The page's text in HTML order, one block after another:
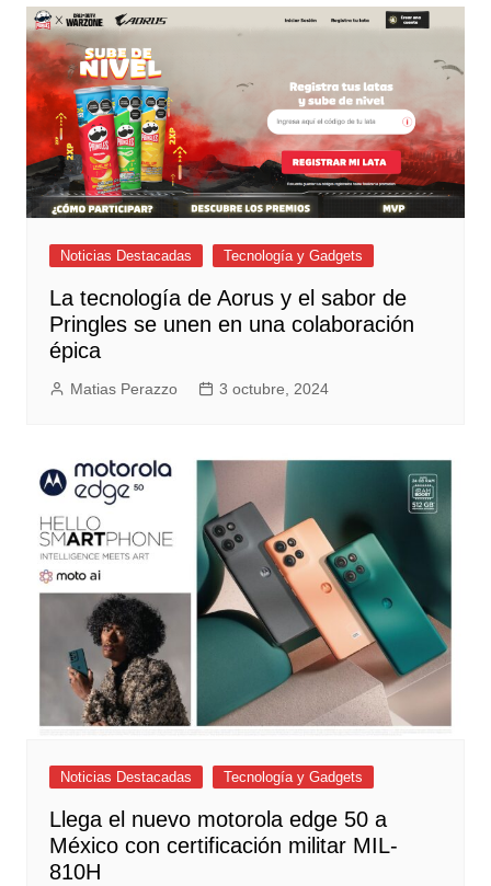
Noticias Destacadas Tecnología y Gadgets
La tecnología de Aorus y el sabor de
Pringles se unen en una colaboración
épica
Matias Perazzo 3 octubre, 2024
Noticias Destacadas Tecnología y Gadgets
Llega el nuevo motorola edge 50 a
México con certificación militar MIL-
810H